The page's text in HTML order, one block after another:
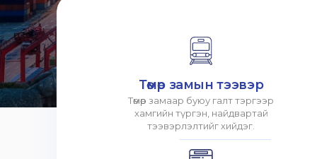
Төмөр замын тээвэр
Төмөр замаар буюу галт тэргээр
хамгийн түргэн, найдвартай
тээвэрлэлтийг хийдэг.